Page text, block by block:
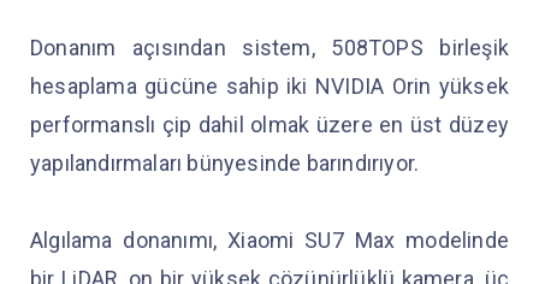
Donanım açısından sistem, 508TOPS birleşik
hesaplama gücüne sahip iki NVIDIA Orin yüksek
performanslı çip dahil olmak üzere en üst düzey
yapılandırmaları bünyesinde barındırıyor.
Algılama donanımı, Xiaomi SU7 Max modelinde
bir LiDAR, on bir yüksek çözünürlüklü kamera, üç